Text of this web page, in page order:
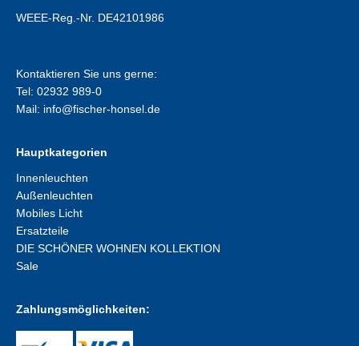
WEEE-Reg.-Nr. DE42101986
Kontaktieren Sie uns gerne:
Tel: 02932 989-0
Mail: info@fischer-honsel.de
Hauptkategorien
Innenleuchten
Außenleuchten
Mobiles Licht
Ersatzteile
DIE SCHÖNER WOHNEN KOLLEKTION
Sale
Zahlungsmöglichkeiten: